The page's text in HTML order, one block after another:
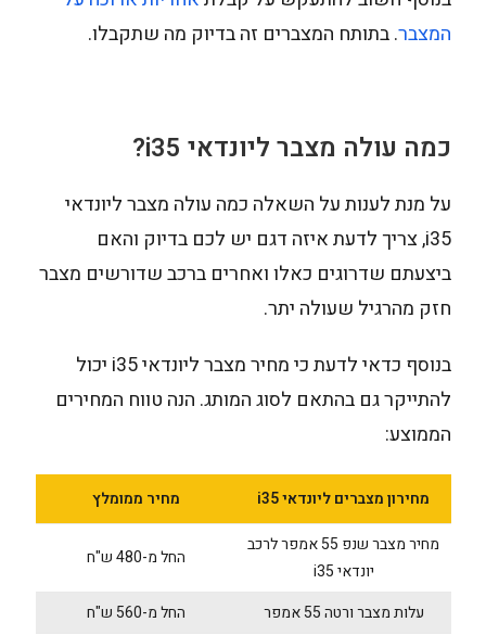
המצבר. בתותח המצברים זה בדיוק מה שתקבלו.
כמה עולה מצבר ליונדאי i35
?
על מנת לענות על השאלה כמה עולה מצבר ליונדאי
i35, צריך לדעת איזה דגם יש לכם בדיוק והאם
ביצעתם שדרוגים כאלו ואחרים ברכב שדורשים מצבר
חזק מהרגיל שעולה יתר.
בנוסף כדאי לדעת כי מחיר מצבר ליונדאי i35 יכול
להתייקר גם בהתאם לסוג המותג. הנה טווח המחירים
הממוצע:
מחירון מצברים ליונדאי i35
מחיר ממומלץ
מחיר מצבר שנפ 55 אמפר לרכב
יונדאי i35
החל מ-480 ש"ח
עלות מצבר ורטה 55 אמפר
החל מ-560 ש"ח